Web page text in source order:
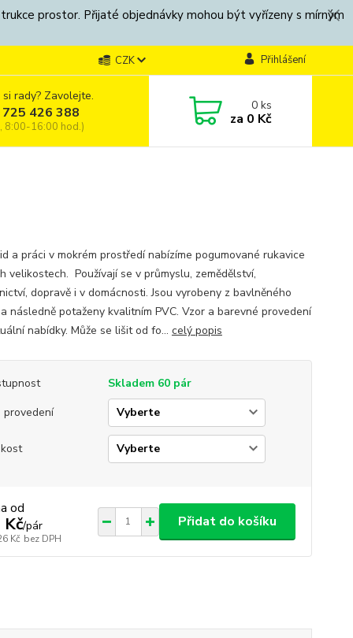
prostor. Přijaté objednávky mohou být vyřízeny s mírným
CZK Přihlášení
rady? Zavolejte.
426 388
8:00-16:00 hod.)
0ks
za 0 Kč
a práci v mokrém prostředí nabízíme pogumované rukavice
velikostech. Používají se v průmyslu, zemědělství,
dopravě i v domácnosti. Jsou vyrobeny z bavlněného
následně potaženy kvalitním PVC. Vzor a barevné provedení
nabídky. Může se lišit od fo... celý popis
Skladem 60 pár
provedení
od
Kč/pár
Kč bez DPH
Přidat do košíku